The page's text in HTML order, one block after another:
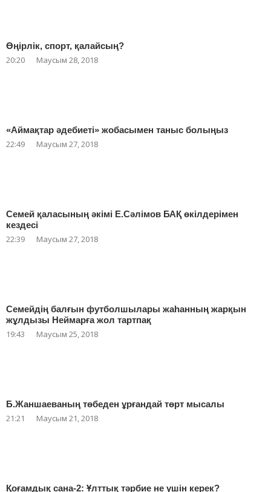
Өңірлік, спорт, қалайсың?
20:20 Маусым 28, 2018
«Аймақтар әдебиеті» жобасымен таныс болыңыз
22:49 Маусым 27, 2018
Семей қаласының әкімі Е.Сәлімов БАҚ өкілдерімен
кездесі
22:39 Маусым 27, 2018
Семейдің балғын футболшылары жаһанның жарқын
жұлдызы Неймарға жол тартпақ
19:43 Маусым 25, 2018
Б.Жаншаеваның төбеден ұрғандай төрт мысалы
21:21 Маусым 21, 2018
Қоғамдық сана-2: Ұлттық тәрбие не үшін керек?